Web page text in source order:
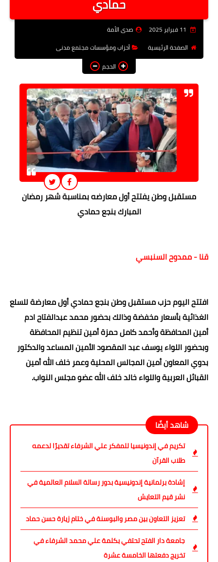
فن وثقافة
عربى ودولى
توك شو
آراء وتحليلات
المزيد
حمادي
صدى الأمة
الصفحة الرئيسية
أحزاب ومؤسسات مجتمع مدنى
الحجم
مستقبل وطن يفتتح أول معارضه بمناسبة شهر رمضان
المبارك بنجع حمادي
قنا - ممدوح السنبسي
افتتح اليوم حزب مستقبل وطن بنجع حمادي أول معارضة للسلع
الغذائية بأسعار مخفضة وذالك بحضور محمد عبدالفتاح ادم
أمين المحافظة وأحمد كامل حمزة أمين تنظيم المحافظة
وبحضور اللواء يوسف عبد المقصود الأمين المساعد والدكتور
بدوي المعاون أمين المجالس المحلية وعمر خلف الله أمين
القبائل العربية واللواء خالد خلف الله عضو مجلس النواب.
شاهد أيضًا
تكريم في إندونيسيا للمفكر علي الشرفاء تقديرًا لدعمه
طلاب القرآن
إشادة برلمانية إندونيسية بدور رسالة السلام العالمية في
نشر قيم التعايش
تعزيز التعاون بين مصر والبوسنة في ختام زيارة حسن حماد
جامعة دار الفتح تحتفي بكلمة علي محمد الشرفاء في
تخريج دفعتها الخامسة عشرة